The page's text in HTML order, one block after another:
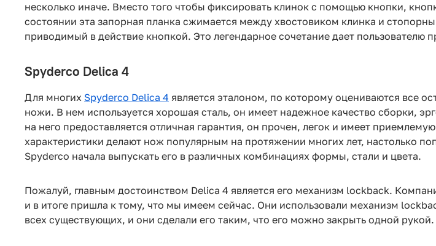
несколько иначе. Вместо того чтобы фиксировать клинок с помощью кнопки,
состоянии эта запорная планка сжимается между хвостовиком клинка и
приводимый в действие кнопкой. Это легендарное сочетание дает пользователю
Spyderco Delica 4
Для многих Spyderco Delica 4 является эталоном, по которому оцениваются все
ножи. В нем используется хорошая сталь, он имеет надежное качество сборки,
на него предоставляется отличная гарантия, он прочен, легок и имеет
характеристики делают нож популярным на протяжении многих лет, настолько
Spyderco начала выпускать его в различных комбинациях формы, стали и цвета.
Пожалуй, главным достоинством Delica 4 является его механизм lockback.
и в итоге пришла к тому, что мы имеем сейчас. Они использовали механизм
всех существующих, и они сделали его таким, что его можно закрыть одной рукой.